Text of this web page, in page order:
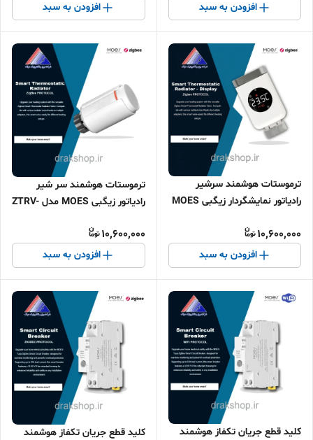
افزودن به سبد افزودن به سبد
ترموستات هوشمند سرشیر
رادیاتور نمایشگردار زیگبی MOES
10,600,000
افزودن به سبد
ترموستات هوشمند سر شیر
رادیاتور زیگبی MOES مدل ZTRV-
10,600,000
افزودن به سبد
کلید قطع جریان تکفاز هوشمند
کلید قطع جریان تکفاز هوشمند